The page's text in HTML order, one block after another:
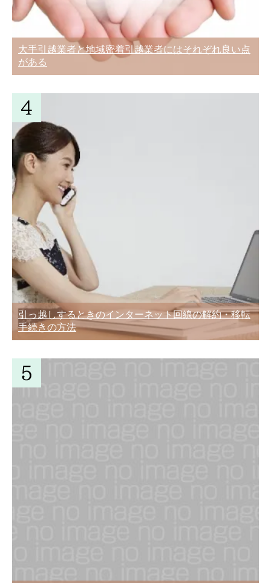
引越しのときに選ばれる粗品ランキング
帽！料金と運べる荷物の量
性・単身女性・家族で違う
相場一覧表
引越し後の荷解きは順序良くスムーズ
に、そして早めに
旧居を引越しする前の手土産の準備と挨
拶マナー
地元・地域密着の引越業者に依頼するメ
リットとデメリット
急な転勤！新居に引越しをするときに知
っておきたい5つのこと
の違いと選び方
ことを比較する選び方
引越し後に引越会社とするやり取りは3
つ！知らないと損するかも
大手引越業者と地域密着引越業者にはそれぞれ良い点
がある
引っ越しするときのインターネット回線の解約・移転
手続きの方法